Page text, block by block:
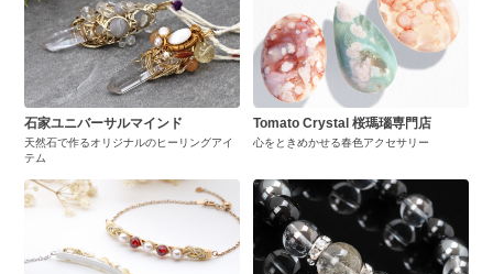
石家ユニバーサルマインド
天然石で作るオリジナルのヒーリングアイ
テム
Tomato Crystal 桜瑪瑙専門店
心をときめかせる春色アクセサリー